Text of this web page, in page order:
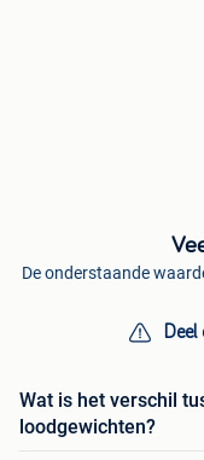
De onderstaande
Deel
Wat is het verschil
loodgewichten?